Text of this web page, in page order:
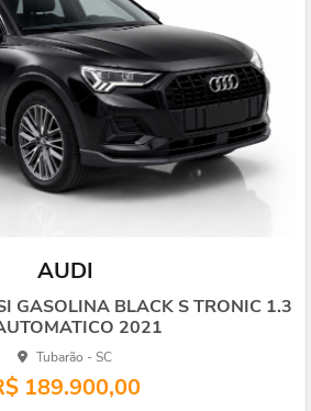
AUDI
GASOLINA BLACK S TRONIC 1.3
2021
Tubarão - SC
189.900,00